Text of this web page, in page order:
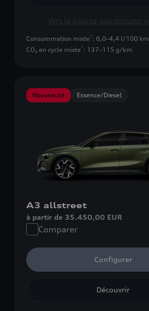
Vers la bourse aux voitures
Consommation mixte 1 : 6,0–4,4 l/100 km
CO₂ en cycle mixte 1 : 137–115 g/km
Nouveauté Essence/Diesel
A3 allstreet
à partir de 35.450,00 EUR
Comparer
Configurer
Découvrir